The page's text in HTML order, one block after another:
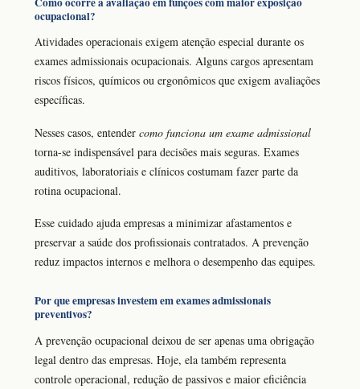
ocupacional?
Atividades operacionais exigem atenção especial durante os
exames admissionais ocupacionais. Alguns cargos apresentam
riscos físicos, químicos ou ergonômicos que exigem avaliações
específicas.
Nesses casos, entender como funciona um exame admissional
torna-se indispensável para decisões mais seguras. Exames
auditivos, laboratoriais e clínicos costumam fazer parte da
rotina ocupacional.
Esse cuidado ajuda empresas a minimizar afastamentos e
preservar a saúde dos profissionais contratados. A prevenção
reduz impactos internos e melhora o desempenho das equipes.
Por que empresas investem em exames admissionais
preventivos?
A prevenção ocupacional deixou de ser apenas uma obrigação
legal dentro das empresas. Hoje, ela também representa
controle operacional, redução de passivos e maior eficiência